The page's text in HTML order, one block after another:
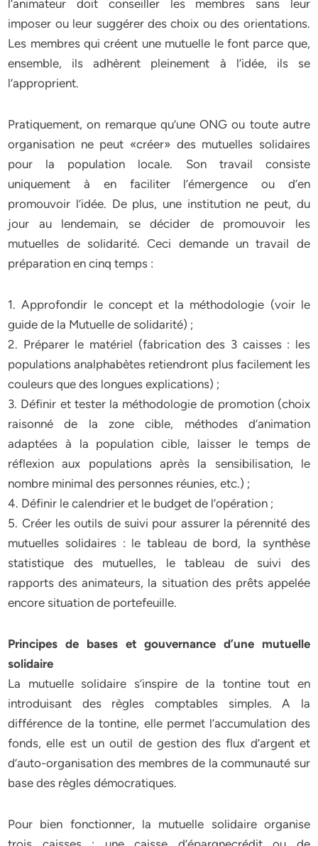
l’animateur doit conseiller les membres sans leur
imposer ou leur suggérer des choix ou des orientations.
Les membres qui créent une mutuelle le font parce que,
ensemble, ils adhèrent pleinement à l’idée, ils se
l’approprient.
Pratiquement, on remarque qu’une ONG ou toute autre
organisation ne peut «créer» des mutuelles solidaires
pour la population locale. Son travail consiste
uniquement à en faciliter l’émergence ou d’en
promouvoir l’idée. De plus, une institution ne peut, du
jour au lendemain, se décider de promouvoir les
mutuelles de solidarité. Ceci demande un travail de
préparation en cinq temps :
1. Approfondir le concept et la méthodologie (voir le
guide de la Mutuelle de solidarité) ;
2. Préparer le matériel (fabrication des 3 caisses : les
populations analphabètes retiendront plus facilement les
couleurs que des longues explications) ;
3. Définir et tester la méthodologie de promotion (choix
raisonné de la zone cible, méthodes d’animation
adaptées à la population cible, laisser le temps de
réflexion aux populations après la sensibilisation, le
nombre minimal des personnes réunies, etc.) ;
4. Définir le calendrier et le budget de l’opération ;
5. Créer les outils de suivi pour assurer la pérennité des
mutuelles solidaires : le tableau de bord, la synthèse
statistique des mutuelles, le tableau de suivi des
rapports des animateurs, la situation des prêts appelée
encore situation de portefeuille.
Principes de bases et gouvernance d’une mutuelle
solidaire
La mutuelle solidaire s’inspire de la tontine tout en
introduisant des règles comptables simples. A la
différence de la tontine, elle permet l’accumulation des
fonds, elle est un outil de gestion des flux d’argent et
d’auto-organisation des membres de la communauté sur
base des règles démocratiques.
Pour bien fonctionner, la mutuelle solidaire organise